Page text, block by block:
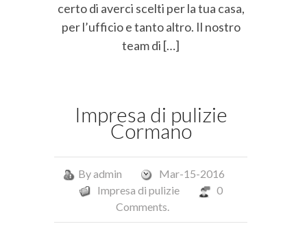
certo di averci scelti per la tua casa,
per l’ufficio e tanto altro. Il nostro
team di […]
Impresa di pulizie
Cormano
Byadmin
Mar-15-2016
Impresa di pulizie
0
Comments.